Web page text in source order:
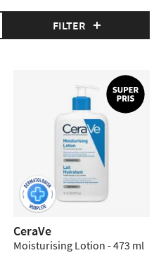
FILTER
CeraVe
Moisturising Lotion - 473 ml